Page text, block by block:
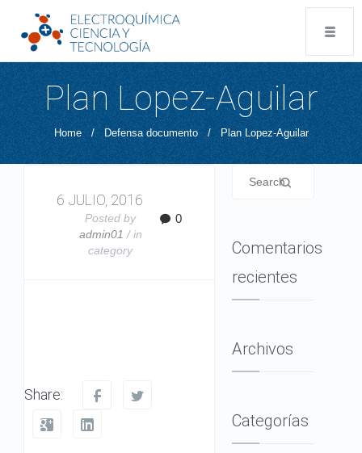
Plan Lopez-Aguilar
Home / Defensa documento / Plan Lopez-Aguilar
6 JULIO, 2016
Posted by
admin01 / in
category
0
Share:
Comentarios
recientes
Archivos
Categorías